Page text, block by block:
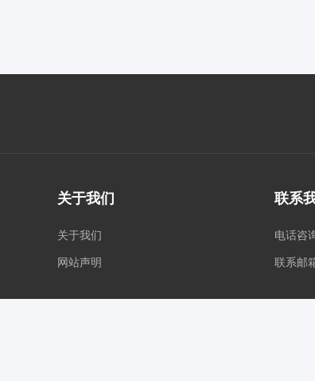
关于我们
关于我们
网站声明
联系
电话咨
联系邮